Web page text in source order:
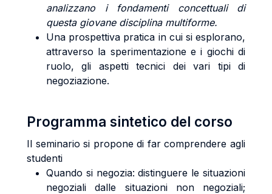
analizzano i fondamenti concettuali di
questa giovane disciplina multiforme.
Una prospettiva pratica in cui si esplorano,
attraverso la sperimentazione e i giochi di
ruolo, gli aspetti tecnici dei vari tipi di
negoziazione.
Programma sintetico del corso
Il seminario si propone di far comprendere agli
studenti
Quando si negozia: distinguere le situazioni
negoziali dalle situazioni non negoziali;